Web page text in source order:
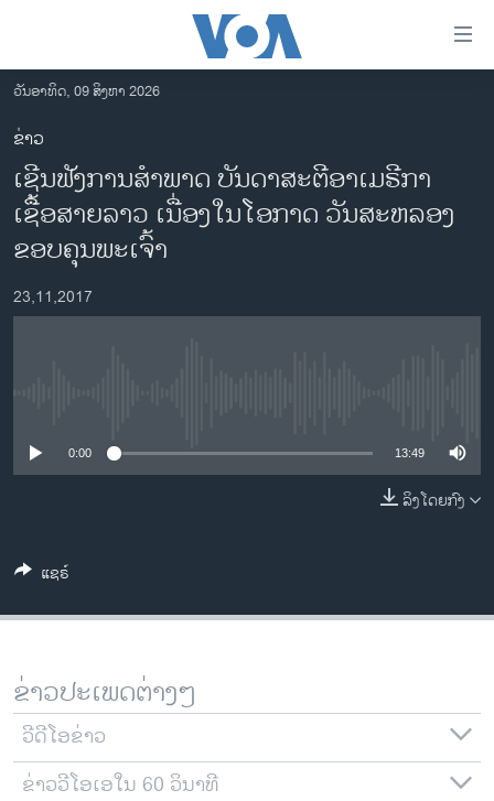
ເຂົ້າ
ຫາ
ຂ້າມ
ຂ້າມ
ຂ້າມ
ໄປ
ຫາ
ຊອກ
ຄົ້ນ
ອາເມຣິກາ
ການເລືອກຕັ້ງ ປະທານາທີບໍດີ ສະຫະລັດ 2024
ໂລກ
ຊຸມຊົນຊາວລາວ
ສຽງ
ລາຍການກະຈາຍສຽງ
ຕິດຕາມພວກເຮົາ ທີ່
ວັນອາທິດ, 09 ສິງຫາ 2026
ຂ່າວ
ເຊີນຟັງການສຳພາດ ບັນດາສະຕີອາເມຣີກາ
ເຊື້ອສາຍລາວ ເນື່ອງໃນໂອກາດ ວັນສະຫລອງ
ຂອບຄຸນພະເຈົ້າ
23,11,2017
0:00 13:49
ລິງໂດຍກົງ
ແຊຣ໌
ຂ່າວປະເພດຕ່າງໆ
ວີດີໂອຂ່າວ
ຂ່າວວີໂອເອໃນ 60 ວິນາທີ